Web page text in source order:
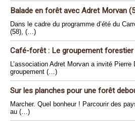
Balade en forêt avec Adret Morvan
Dans le cadre du programme d’été du
(58), (…)
Café-forêt : Le groupement
L’association Adret Morvan a invité Pierre
groupement (…)
Sur les planches pour une forêt
Marcher. Quel bonheur ! Parcourir des
au (…)